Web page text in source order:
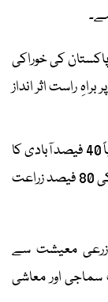
کی خوراکی
راست اثر انداز
ڈاکٹر مصدق ملک نے بتایا کہ پاکستان کی تقریباً 40 فیصد آبادی کا
روزگار زرعی شعبے سے وابستہ ہے جبکہ ملک کی 80 فیصد زراعت
زرعی معیشت سے
اور معاشی